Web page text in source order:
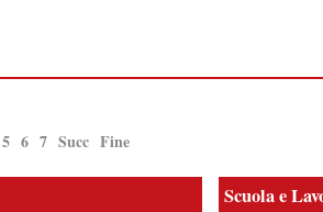
5 6 7 Succ Fine
Scuola e